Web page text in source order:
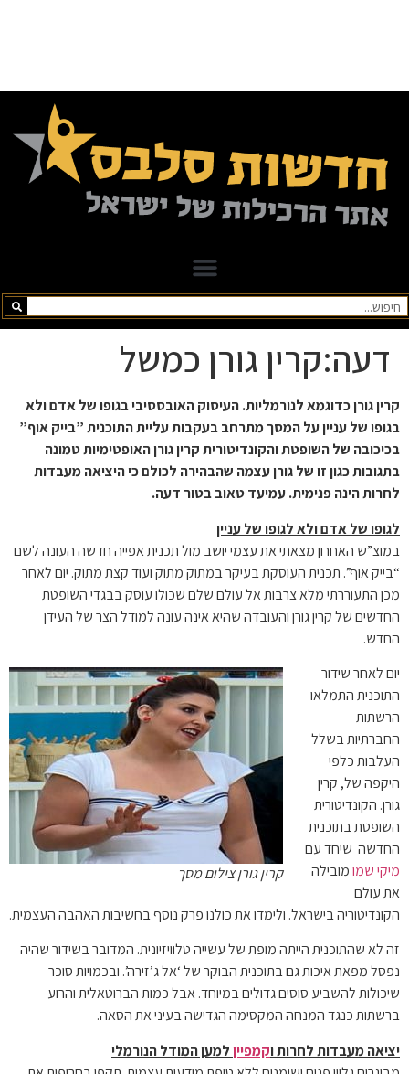
דעה:קרין גורן כמשל
קרין גורן כדוגמא לנורמליות. העיסוק האובססיבי בגופו של אדם ולא
בגופו של עניין על המסך מתרחב בעקבות עליית התוכנית ”בייק אוף”
בכיכובה של השופטת והקונדיטורית קרין גורן האופטימיות טמונה
בתגובות כגון זו של גורן עצמה שהבהירה לכולם כי היציאה מעבדות
לחרות הינה פנימית. עמיעד טאוב בטור דעה.
לגופו של אדם ולא לגופו של עניין
במוצ”ש האחרון מצאתי את עצמי יושב מול תכנית אפייה חדשה העונה לשם
“בייק אוף”. תכנית העוסקת בעיקר במתוק מתוק ועוד קצת מתוק. יום לאחר
מכן התעוררתי מלא צרבות אל עולם שלם שכולו עוסק בבגדי השופטת
החדשים של קרין גורן והעובדה שהיא אינה עונה למודל הצר של העידן
החדש.
קרין גורן צילום מסך
יום לאחר שידור
התוכנית התמלאו
הרשתות
החברתיות בשלל
העלבות כלפי
היקפה של, קרין
גורן. הקונדיטורית
השופטת בתוכנית
החדשה שיחד עם
מיקי שמומובילה
את עולם
הקונדיטוריה בישראל. ולימדו את כולנו פרק נוסף בחשיבות האהבה העצמית.
זה לא שהתוכנית הייתה מופת של עשייה טלוויזיונית. המדובר בשידור שהיה
נפסל מפאת איכות גם בתוכנית הבוקר של ‘אל ג’זירה’. ובכמויות סוכר
שיכולות להשביע סוסים גדולים במיוחד. אבל כמות הברוטאלית והרוע
ברשתות כנגד המנחה המקסימה הגדישה בעיני את הסאה.
יציאה מעבדות לחרות וקמפייןלמען המודל הנורמלי